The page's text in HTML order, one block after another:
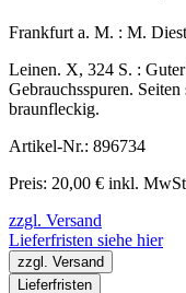
Frankfurt a. M. : M.
Leinen. X, 324 S. :
Gebrauchsspuren.
braunfleckig.
Artikel-Nr.: 896734
Preis: 20,00 € inkl.
zzgl. Versand
Lieferfristen siehe hier
zzgl. Versand
Lieferfristen